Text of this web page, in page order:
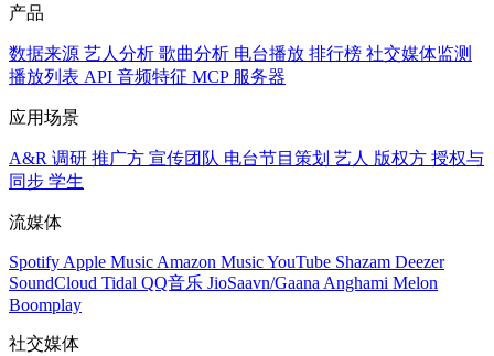
产品
数据来源 艺人分析 歌曲分析 电台播放 排行榜 社交媒体监测
播放列表 API 音频特征 MCP 服务器
应用场景
A&R 调研 推广方 宣传团队 电台节目策划 艺人 版权方 授权与
同步 学生
流媒体
Spotify Apple Music Amazon MusicYouTube Shazam Deezer
SoundCloud Tidal QQ音乐 JioSaavn/Gaana Anghami Melon
Boomplay
社交媒体